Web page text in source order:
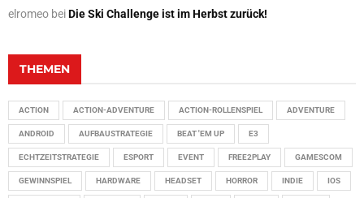
elromeo beiDie Ski Challenge ist im Herbst zurück!
THEMEN
ACTION ACTION-ADVENTURE ACTION-ROLLENSPIEL ADVENTURE
ANDROID AUFBAUSTRATEGIE BEAT 'EM UP E3
ECHTZEITSTRATEGIE ESPORT EVENT FREE2PLAY GAMESCOM
GEWINNSPIEL HARDWARE HEADSET HORROR INDIE IOS